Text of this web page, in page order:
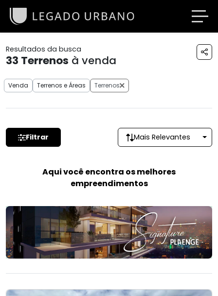
Resultados da busca
33 Terrenos à venda
Venda Terrenos e Áreas Terrenos
Filtrar Mais Relevantes
Aqui você encontra os melhores
empreendimentos